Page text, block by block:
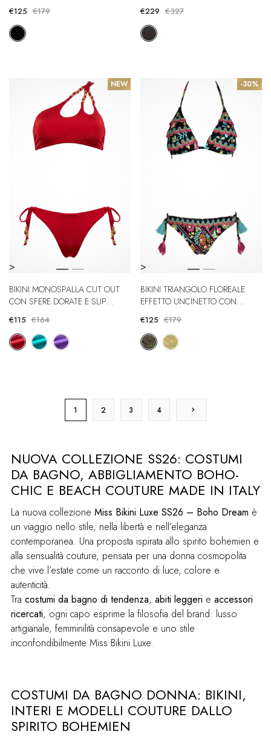
€125 €179 €229 €327
NEW
>
BIKINI MONOSPALLA CUT OUT
CON SFERE DORATE E SLIP
€115 €164
-30%
>
BIKINI TRIANGOLO FLOREALE
EFFETTO UNCINETTO CON
€125 €179
1 2 3 4
NUOVA COLLEZIONE SS26: COSTUMI
DA BAGNO, ABBIGLIAMENTO BOHO-
CHIC E BEACH COUTURE MADE IN ITALY
La nuova collezione Miss Bikini Luxe SS26 – Boho Dream è
un viaggio nello stile, nella libertà e nell’eleganza
contemporanea. Una proposta ispirata allo spirito bohemien e
alla sensualità couture, pensata per una donna cosmopolita
che vive l’estate come un racconto di luce, colore e
autenticità.
Tra costumi da bagno di tendenza, abiti leggeri e accessori
ricercati, ogni capo esprime la filosofia del brand: lusso
artigianale, femminilità consapevole e uno stile
inconfondibilmente Miss Bikini Luxe.
COSTUMI DA BAGNO DONNA: BIKINI,
INTERI E MODELLI COUTURE DALLO
SPIRITO BOHEMIEN